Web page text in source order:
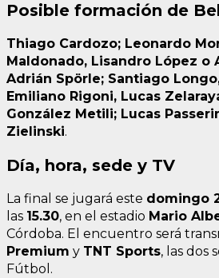
Posible formación de
Thiago Cardozo; Leonardo
Maldonado, Lisandro López o
Adrián Spörle; Santiago
Emiliano Rigoni, Lucas
González Metili; Lucas
Zielinski.
Día, hora, sede y TV
La final se jugará este domingo
las 15.30, en el estadio Mario
Córdoba. El encuentro será
Premium y TNT Sports, las dos
Fútbol.